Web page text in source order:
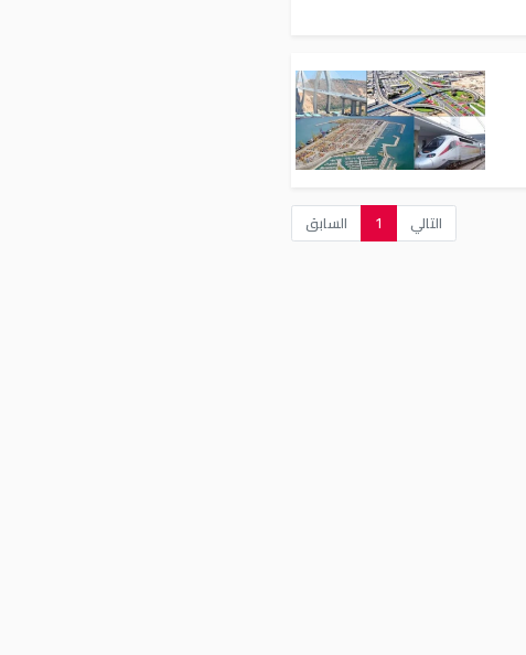
السابق 1 التالي